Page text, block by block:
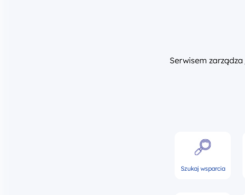
Serwisem zarządza
Szukaj wsparcia